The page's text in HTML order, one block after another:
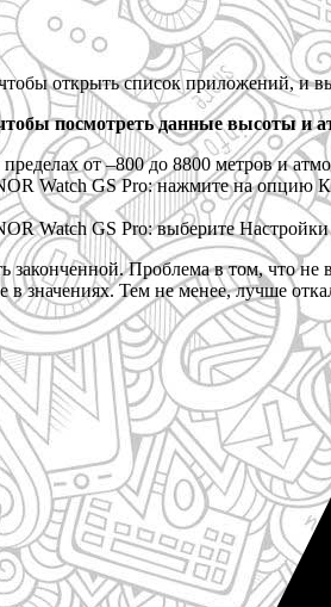
открыть список приложений, и
посмотреть данные высоты и
от –800 до 8800 метров и
Watch GS Pro: нажмите на опцию
Watch GS Pro: выберите
законченной. Проблема в том, что
в значениях. Тем не менее, лучше